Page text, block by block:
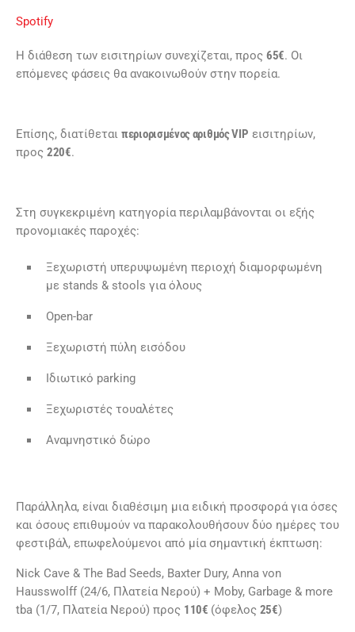
Spotify
Η διάθεση των εισιτηρίων συνεχίζεται, προς 65€. Οι
επόμενες φάσεις θα ανακοινωθούν στην πορεία.
Επίσης, διατίθεται περιορισμένος αριθμός VIP εισιτηρίων,
προς 220€.
Στη συγκεκριμένη κατηγορία περιλαμβάνονται οι εξής
προνομιακές παροχές:
Ξεχωριστή υπερυψωμένη περιοχή διαμορφωμένη
με stands & stools για όλους
Open-bar
Ξεχωριστή πύλη εισόδου
Ιδιωτικό parking
Ξεχωριστές τουαλέτες
Αναμνηστικό δώρο
Παράλληλα, είναι διαθέσιμη μια ειδική προσφορά για όσες
και όσους επιθυμούν να παρακολουθήσουν δύο ημέρες του
φεστιβάλ, επωφελούμενοι από μία σημαντική έκπτωση:
Nick Cave & The Bad Seeds, Baxter Dury, Anna von
Hausswolff (24/6, Πλατεία Νερού) + Moby, Garbage & more
tba (1/7, Πλατεία Νερού) προς 110€ (όφελος 25€)